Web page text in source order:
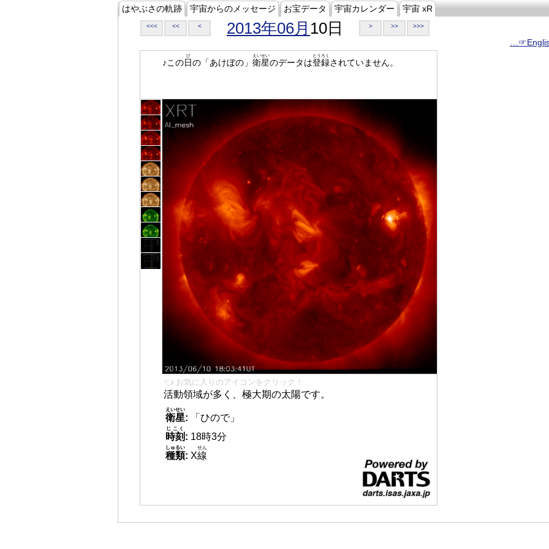
はやぶさの軌跡 宇宙からのメッセージ お宝データ 宇宙カレンダー 宇宙 xR
<<< << < 2013年06月 10日 > >> >>>
♪この日
ひ
の「あけぼの」 衛星
えいせい
のデータは登録
とうろく
されていません。
👈 お気に入りのアイコンをクリック！
活動領域が多く、極大期の太陽です。
衛星
えいせい
:
「ひので」
時刻
じこく
: 18時3分
種類
しゅるい
: X線
せん